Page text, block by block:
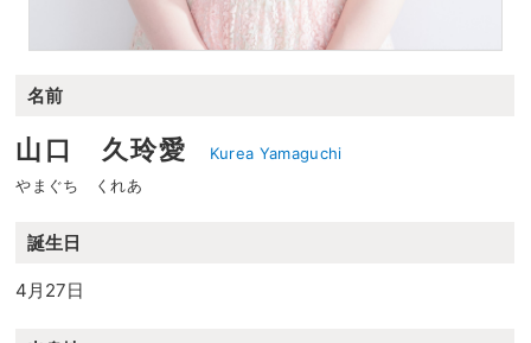
名前
山口 久玲愛
Kurea Yamaguchi
やまぐち くれあ
誕生日
4月27日